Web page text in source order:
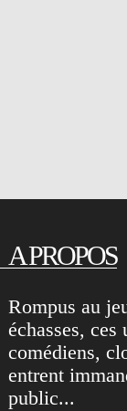
A PROPOS
Rompus au
échasses,
comédiens,
entrent
public...